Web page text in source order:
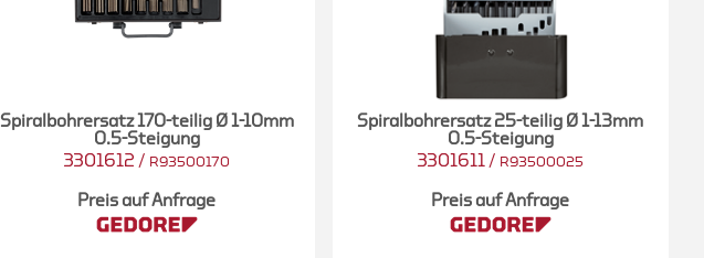
Spiralbohrersatz 170-teilig Ø 1-10mm
0.5-Steigung
3301612 / R93500170
Preis auf Anfrage
Spiralbohrersatz 25-teilig Ø 1-13mm
0.5-Steigung
3301611 / R93500025
Preis auf Anfrage